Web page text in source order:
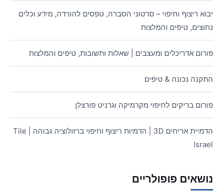
יבוא ריצוף וחיפוי – סרטוני הסברה, טפסים להורדה, מידע וכלים
נחוצים, טיפים והמלצות
פורום אדריכלים ומעצבים | שאלות ותשובות, טיפים והמלצות
התקנה נכונה & טיפים
פורום בריקים לחיפוי מקרמיקה וגרניט פורצלן
הדמיית אריחים 3D | הדמיות ריצוף וחיפוי ברזולוציה גבוהה | Tile
Israel
נושאים פופולריים